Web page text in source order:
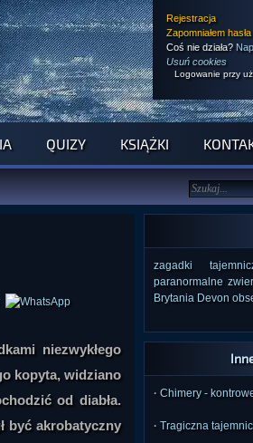
Rejestracja
Zapomniałem hasła
Coś nie działa?
Usuń cookies
Logowanie przy
QUIZY KSIĄŻKI
niezwykłego
kopyta, widziano
od diabła.
być akrobatyczny
zagadki
paranormalne
Brytania Devon
· Chimery -
· Tragiczna